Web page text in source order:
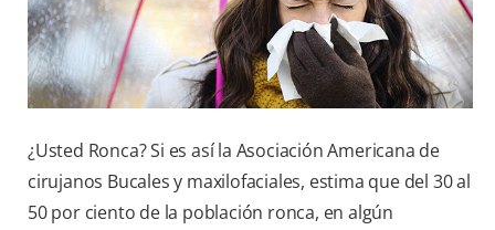
¿Usted Ronca? Si es así la Asociación Americana de
cirujanos Bucales y maxilofaciales, estima que del 30 al
50 por ciento de la población ronca, en algún